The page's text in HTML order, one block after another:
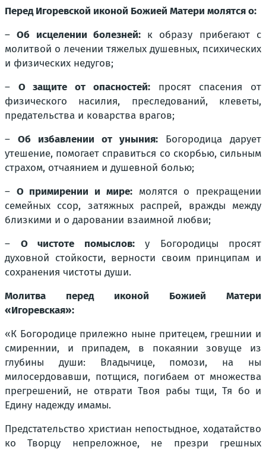
Перед Игоревской иконой Божией Матери молятся о:
–Об исцелении болезней:к образу прибегают с
молитвой о лечении тяжелых душевных, психических
и физических недугов;
– О защите от опасностей:просят спасения от
физического насилия, преследований, клеветы,
предательства и коварства врагов;
– Об избавлении от уныния: Богородица дарует
утешение, помогает справиться со скорбью, сильным
страхом, отчаянием и душевной болью;
– О примирении и мире:молятся о прекращении
семейных ссор, затяжных распрей, вражды между
близкими и о даровании взаимной любви;
– О чистоте помыслов:у Богородицы просят
духовной стойкости, верности своим принципам и
сохранения чистоты души.
Молитва перед иконой Божией Матери
«Игоревская»:
«К Богородице прилежно ныне притецем, грешнии и
смиреннии, и припадем, в покаянии зовуще из
глубины души: Владычице, помози, на ны
милосердовавши, потщися, погибаем от множества
прегрешений, не отврати Твоя рабы тщи, Тя бо и
Едину надежду имамы.
Предстательство христиан непостыдное, ходатайство
ко Творцу непреложное, не презри грешных